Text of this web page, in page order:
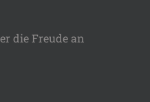
die Freude an